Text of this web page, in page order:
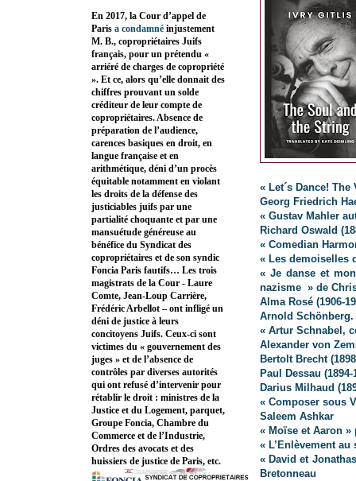
« Let´s Dance!
Georg Friedrich
« Gustav Mahler
Richard Oswald
« Comedian
« Les demoiselles
« Je danse et
nazisme » de
Alma Rosé (1906-
Arnold
« Artur Schnabel,
Alexander von
Bertolt Brecht
Paul Dessau (1894-
Darius Milhaud
« Composer sous
Saleem Ashkar
« Moïse et Aaron
« L’Enlèvement
« David et
Bretonneau
En 2017, la Cour d’appel de
Paris a condamné injustement
M. B., copropriétaires Juifs
français, pour un prétendu «
arriéré de charges de copropriété
». Et ce, alors qu’elle donnait des
chiffres prouvant un solde
créditeur de leur compte de
copropriétaires. Absence de
préparation de l’audience,
carences basiques en droit, en
langue française et en
arithmétique, déni d’un procès
équitable notamment en violant
les droits de la défense des
justiciables juifs par une
partialité choquante et par une
mansuétude généreuse au
bénéfice du Syndicat des
copropriétaires et de son syndic
Foncia Paris fautifs… Les trois
magistrats de la Cour - Laure
Comte, Jean-Loup Carrière,
Frédéric Arbellot – ont infligé un
déni de justice à leurs
concitoyens Juifs. Ceux-ci sont
victimes du « gouvernement des
juges » et de l’absence de
contrôles par diverses autorités
qui ont refusé d’intervenir pour
rétablir le droit : ministres de la
Justice et du Logement, parquet,
Groupe Foncia, Chambre du
Commerce et de l’Industrie,
Ordres des avocats et des
huissiers de justice de Paris, etc.